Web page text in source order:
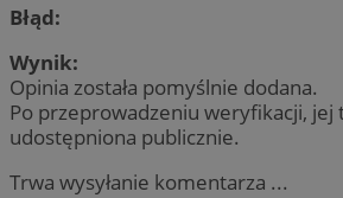
Błąd:
Wynik:
Opinia została pomyślnie dodana.
Po przeprowadzeniu weryfikacji, jej
udostępniona publicznie.
Trwa wysyłanie komentarza ...